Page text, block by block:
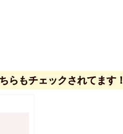
らもチェックされてます！